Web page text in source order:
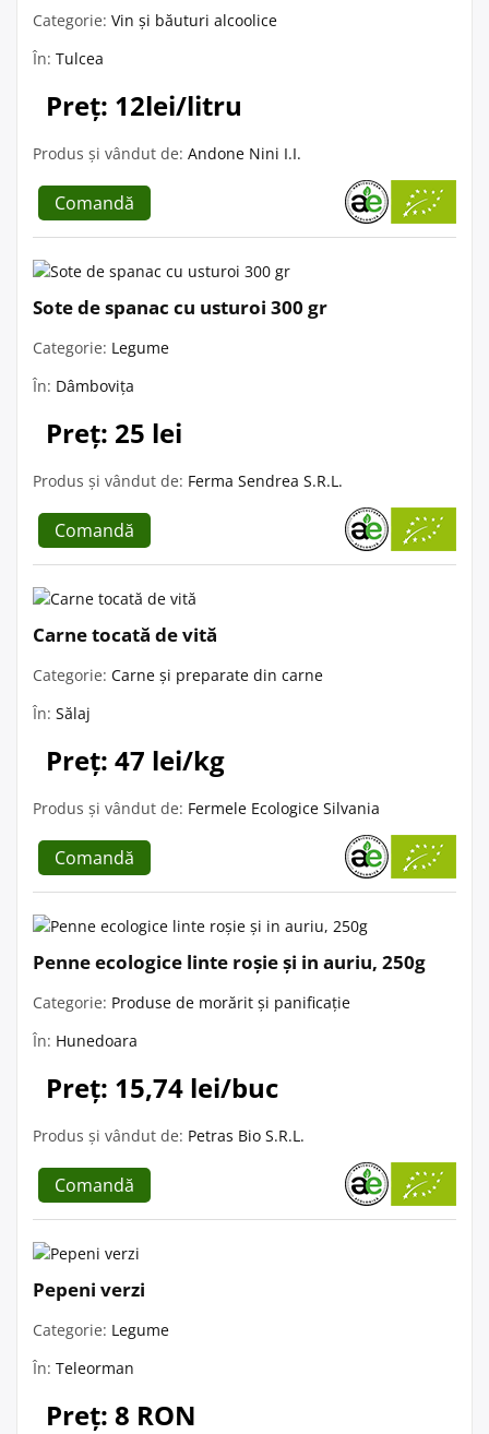
Categorie: Vin și băuturi alcoolice
În: Tulcea
Preț: 12lei/litru
Produs și vândut de: Andone Nini I.I.
Comandă
Sote de spanac cu usturoi 300 gr
Categorie: Legume
În: Dâmbovița
Preț: 25 lei
Produs și vândut de: Ferma Sendrea S.R.L.
Comandă
Carne tocată de vită
Categorie: Carne și preparate din carne
În: Sălaj
Preț: 47 lei/kg
Produs și vândut de: Fermele Ecologice Silvania
Comandă
Penne ecologice linte roșie și in auriu, 250g
Categorie: Produse de morărit și panificație
În: Hunedoara
Preț: 15,74 lei/buc
Produs și vândut de: Petras Bio S.R.L.
Comandă
Pepeni verzi
Categorie: Legume
În: Teleorman
Preț: 8 RON